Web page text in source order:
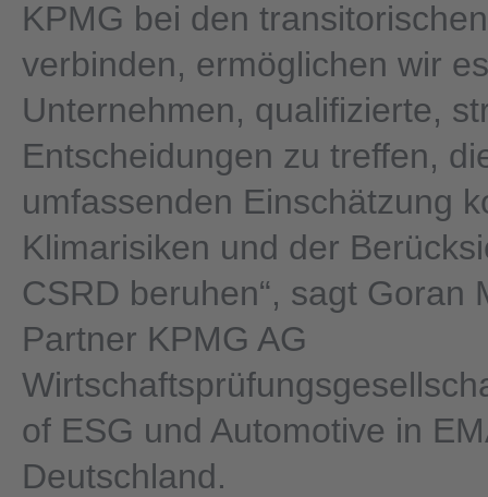
KPMG bei den
verbinden, ermöglichen wir es
Unternehmen, qualifizierte,
Entscheidungen zu treffen,
umfassenden Einschätzung
Klimarisiken und der
CSRD beruhen“, sagt Goran
Partner KPMG AG
of ESG und Automotive in
Deutschland.